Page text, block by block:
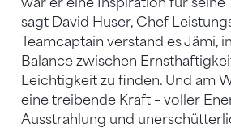
sagt David Huser, Chef
Teamcaptain verstand es Jämi,
Balance zwischen
Leichtigkeit zu finden. Und am
eine treibende Kraft – voller
Ausstrahlung und